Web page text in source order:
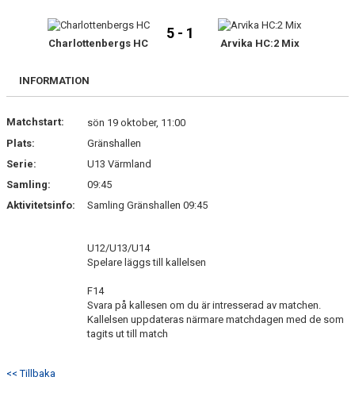
BILDGALLERI
DOKUMENT
BÖRJA SPELA HOCKEY!
Charlottenbergs HC
5 - 1
Arvika HC:2 Mix
INFORMATION
Matchstart:
sön 19 oktober, 11:00
Plats:
Gränshallen
Serie:
U13 Värmland
Samling:
09:45
Aktivitetsinfo:
Samling Gränshallen 09:45
U12/U13/U14
Spelare läggs till kallelsen
F14
Svara på kallesen om du är intresserad av matchen.
Kallelsen uppdateras närmare matchdagen med de som
tagits ut till match
<< Tillbaka